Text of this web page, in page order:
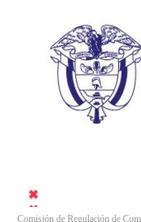
Comisión de Regulación de